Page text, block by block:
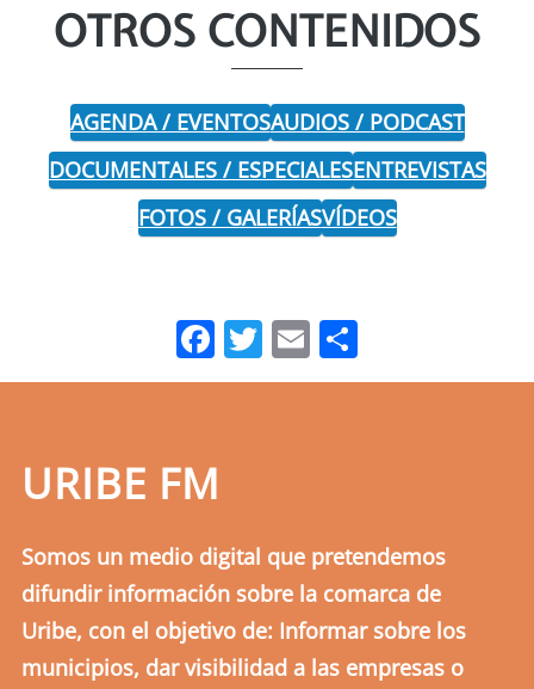
OTROS CONTENIDOS
AGENDA / EVENTOSAUDIOS / PODCAST
DOCUMENTALES / ESPECIALESENTREVISTAS
FOTOS / GALERÍASVÍDEOS
Facebook
Twitter
Email
URIBE FM
Somos un medio digital que pretendemos
difundir información sobre la comarca de
Uribe, con el objetivo de: Informar sobre los
municipios, dar visibilidad a las empresas o